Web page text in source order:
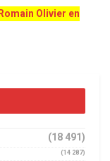
Olivier en
(18 491)
(14 287)